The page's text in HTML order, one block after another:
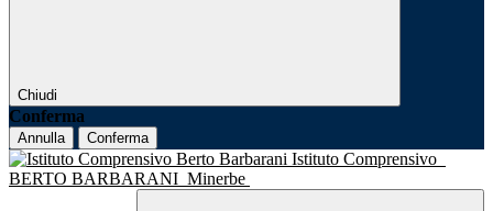
Chiudi
Conferma
Annulla Conferma
Istituto Comprensivo
BERTO BARBARANI Minerbe